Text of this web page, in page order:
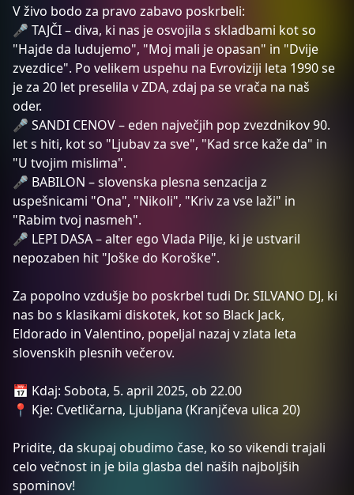
V živo bodo za pravo zabavo poskrbeli:
🎤 TAJČI – diva, ki nas je osvojila s skladbami kot so
"Hajde da ludujemo", "Moj mali je opasan" in "Dvije
zvezdice". Po velikem uspehu na Evroviziji leta 1990 se
je za 20 let preselila v ZDA, zdaj pa se vrača na naš
oder.
🎤 SANDI CENOV – eden največjih pop zvezdnikov 90.
let s hiti, kot so "Ljubav za sve", "Kad srce kaže da" in
"U tvojim mislima".
🎤 BABILON – slovenska plesna senzacija z
uspešnicami "Ona", "Nikoli", "Kriv za vse laži" in
"Rabim tvoj nasmeh".
🎤 LEPI DASA – alter ego Vlada Pilje, ki je ustvaril
nepozaben hit "Joške do Koroške".
Za popolno vzdušje bo poskrbel tudi Dr. SILVANO DJ, ki
nas bo s klasikami diskotek, kot so Black Jack,
Eldorado in Valentino, popeljal nazaj v zlata leta
slovenskih plesnih večerov.
📅 Kdaj: Sobota, 5. april 2025, ob 22.00
📍 Kje: Cvetličarna, Ljubljana (Kranjčeva ulica 20)
Pridite, da skupaj obudimo čase, ko so vikendi trajali
celo večnost in je bila glasba del naših najboljših
spominov!